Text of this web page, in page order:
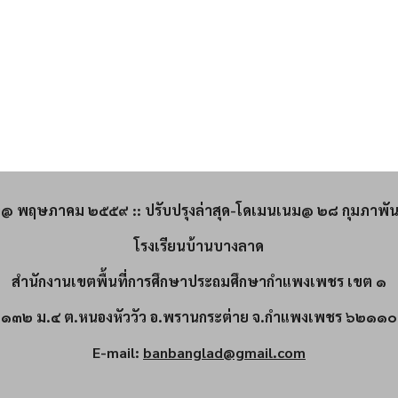
@ พฤษภาคม ๒๕๕๙ :: ปรับปรุงล่าสุด-โดเมนเนม@ ๒๘ กุมภาพั
โรงเรียนบ้านบางลาด
สำนักงานเขตพื้นที่การศึกษาประถมศึกษากำแพงเพชร เขต ๑
๑๓๒ ม.๔ ต.หนองหัววัว อ.พรานกระต่าย จ.กำแพงเพชร ๖๒๑๑๐
E-mail: banbanglad@gmail.com